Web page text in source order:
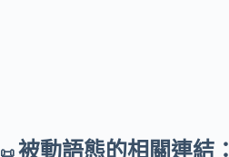
📜 被動語態的相關連結：